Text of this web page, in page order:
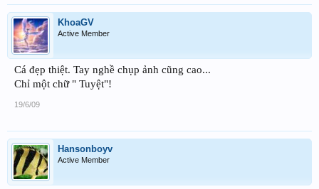
KhoaGV
Active Member
Cá đẹp thiệt. Tay nghề chụp ảnh cũng cao...
Chỉ một chữ " Tuyệt"!
19/6/09
Hansonboyv
Active Member